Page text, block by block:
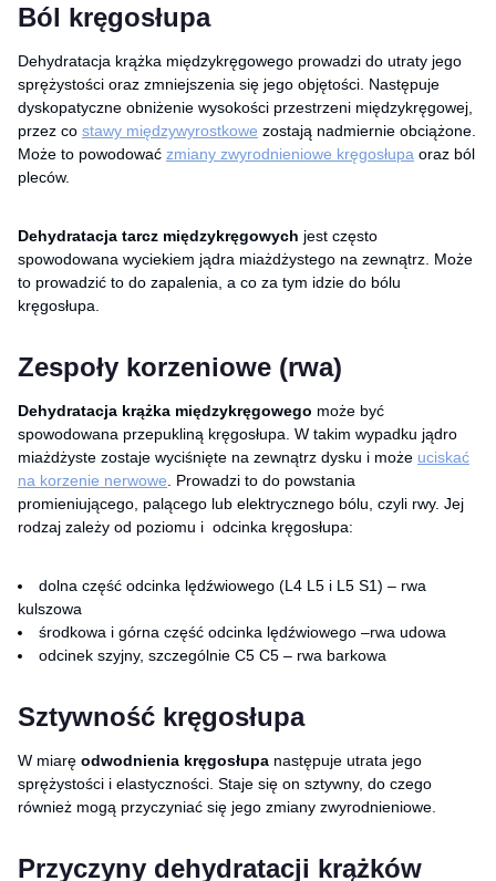
Ból kręgosłupa
Dehydratacja krążka międzykręgowego prowadzi do utraty jego
sprężystości oraz zmniejszenia się jego objętości. Następuje
dyskopatyczne obniżenie wysokości przestrzeni międzykręgowej,
przez co stawy międzywyrostkowe zostają nadmiernie obciążone.
Może to powodować zmiany zwyrodnieniowe kręgosłupa oraz ból
pleców.
Dehydratacja tarcz międzykręgowych jest często
spowodowana wyciekiem jądra miażdżystego na zewnątrz. Może
to prowadzić to do zapalenia, a co za tym idzie do bólu
kręgosłupa.
Zespoły korzeniowe (rwa)
Dehydratacja krążka międzykręgowego może być
spowodowana przepukliną kręgosłupa. W takim wypadku jądro
miażdżyste zostaje wyciśnięte na zewnątrz dysku i może uciskać
na korzenie nerwowe . Prowadzi to do powstania
promieniującego, palącego lub elektrycznego bólu, czyli rwy. Jej
rodzaj zależy od poziomu i odcinka kręgosłupa:
dolna część odcinka lędźwiowego (L4 L5 i L5 S1) – rwa
kulszowa
środkowa i górna część odcinka lędźwiowego –rwa udowa
odcinek szyjny, szczególnie C5 C5 – rwa barkowa
Sztywność kręgosłupa
W miarę odwodnienia kręgosłupa następuje utrata jego
sprężystości i elastyczności. Staje się on sztywny, do czego
również mogą przyczyniać się jego zmiany zwyrodnieniowe.
Przyczyny dehydratacji krążków